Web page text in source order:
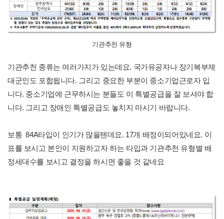
기관추천 유형
기관추천 종류는 여러가지가 있는데요. 국가유공자나 장기복부제
대군인도 포합됩니다. 그리고 중요한 부분이 중소기업근로자 입
니다. 중소기업에 근무하시는 분들도 이 특별공급을 잘 보셔야 합
니다. 그리고 장애인 특별공급도 놓치지 마시기 바랍니다.
보통 84A타입이 인기가 많을텐데요. 17개 배정이되어있네요. 이
표를 보시고 본인이 지원하고자 하는 타입과 기관추천 유형별 배
정세대수를 보시고 결정을 하시면 좋을 것 같네요